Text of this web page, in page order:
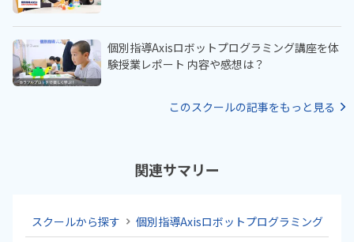
個別指導Axisロボットプログラミング講座を体
験授業レポート 内容や感想は？
このスクールの記事をもっと見る
関連サマリー
スクールから探す
個別指導Axisロボットプログラミング講座